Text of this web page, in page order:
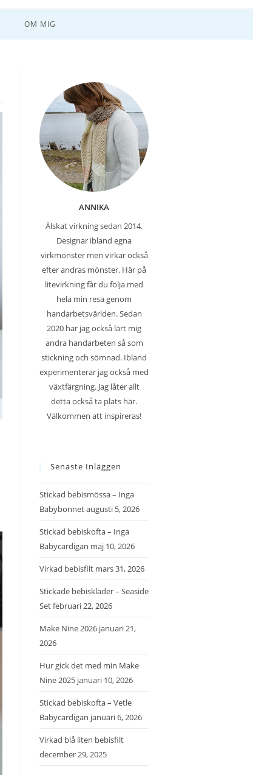
OM MIG
ANNIKA
Älskat virkning sedan 2014.
Designar ibland egna
virkmönster men virkar också
efter andras mönster. Här på
litevirkning får du följa med
hela min resa genom
handarbetsvärlden. Sedan
2020 har jag också lärt mig
andra handarbeten så som
stickning och sömnad. Ibland
experimenterar jag också med
växtfärgning. Jag låter allt
detta också ta plats här.
Välkommen att inspireras!
Senaste Inläggen
Stickad bebismössa – Inga
Babybonnetaugusti 5, 2026
Stickad bebiskofta – Inga
Babycardigan maj 10, 2026
Virkad bebisfilt mars 31, 2026
Stickade bebiskläder – Seaside
Setfebruari 22, 2026
Make Nine 2026 januari 21,
2026
Hur gick det med min Make
Nine 2025 januari 10, 2026
Stickad bebiskofta – Vetle
Babycardigan januari 6, 2026
Virkad blå liten bebisfilt
december 29, 2025